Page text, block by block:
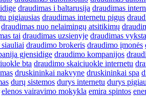
draudimas i baltarusija draudimas
pigiausias draudimas internetu pigus
draudimas nuo nelaimingų atsitikimų
tai draudimas uzsienyje draudimas
draudimo brokeris draudimo įmonės
gjensidige draudimo kompanijos
bta draudimo skaiciuokle internetu
druskininkai nakvyne druskininkai spa
durų sistemos durys internetu durys pigiau
elenos vairavimo mokykla emira spintos